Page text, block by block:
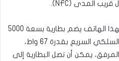
أما بالنسبة للبطارية والشحن، فهذا الهاتف يضم بطارية بسعة 5000
مللي أمبير. كما تدعم الشحن السلكي السريع بقدرة 67 واط،
يمكن أن تصل البطارية إلى